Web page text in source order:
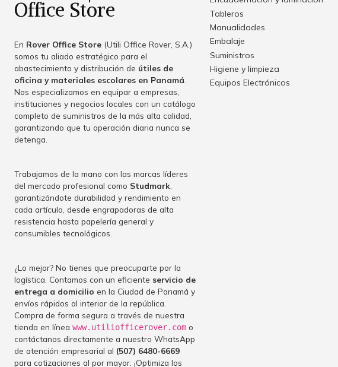
Office Store
En Rover Office Store (Utili Office Rover, S.A.)
somos tu aliado estratégico para el
abastecimiento y distribución de útiles de
oficina y materiales escolares en Panamá
Nos especializamos en equipar a empresas,
instituciones y negocios locales con un catálogo
completo de suministros de la más alta calidad,
garantizando que tu operación diaria nunca se
detenga.
Trabajamos de la mano con las marcas líderes
del mercado profesional como Studmark
garantizándote durabilidad y rendimiento en
cada artículo, desde engrapadoras de alta
resistencia hasta papelería general y
consumibles tecnológicos.
¿Lo mejor? No tienes que preocuparte por la
logística. Contamos con un eficiente servicio de
entrega a domicilio en la Ciudad de Panamá y
envíos rápidos al interior de la república.
Compra de forma segura a través de nuestra
tienda en línea www.utiliofficerover.com o
contáctanos directamente a nuestro WhatsApp
de atención empresarial al (507) 6480-6669
para cotizaciones al por mayor. ¡Optimiza los
Tableros
Manualidades
Embalaje
Suministros
Higiene y limpieza
Equipos Electrónicos